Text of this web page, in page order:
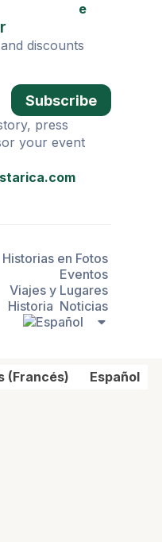
e
discounts
Subscribe
press
your event
Historias en Fotos
Eventos
Viajes y Lugares
Historia Noticias
(Francés) Español